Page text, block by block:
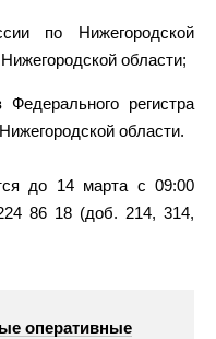
по Нижегородской
области;
регистра
области.
до 14 марта с 09:00
86 18 (доб. 214, 314,
оперативные